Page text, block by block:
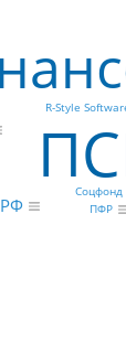
РФ
R-Style
Соцфонд
ПФР